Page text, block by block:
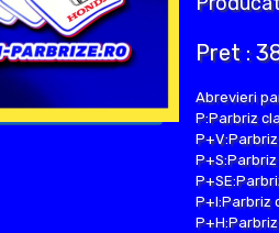
Pret :
Abrevieri
P:Parbriz
P+I:Parbriz